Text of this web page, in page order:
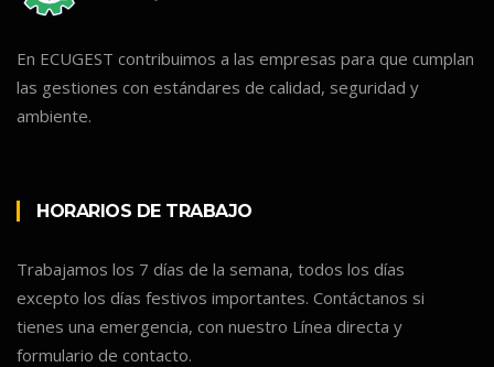
En ECUGEST contribuimos a las empresas para que cumplan
las gestiones con estándares de calidad, seguridad y
ambiente.
HORARIOS DE TRABAJO
Trabajamos los 7 días de la semana, todos los días
excepto los días festivos importantes. Contáctanos si
tienes una emergencia, con nuestro Línea directa y
formulario de contacto.